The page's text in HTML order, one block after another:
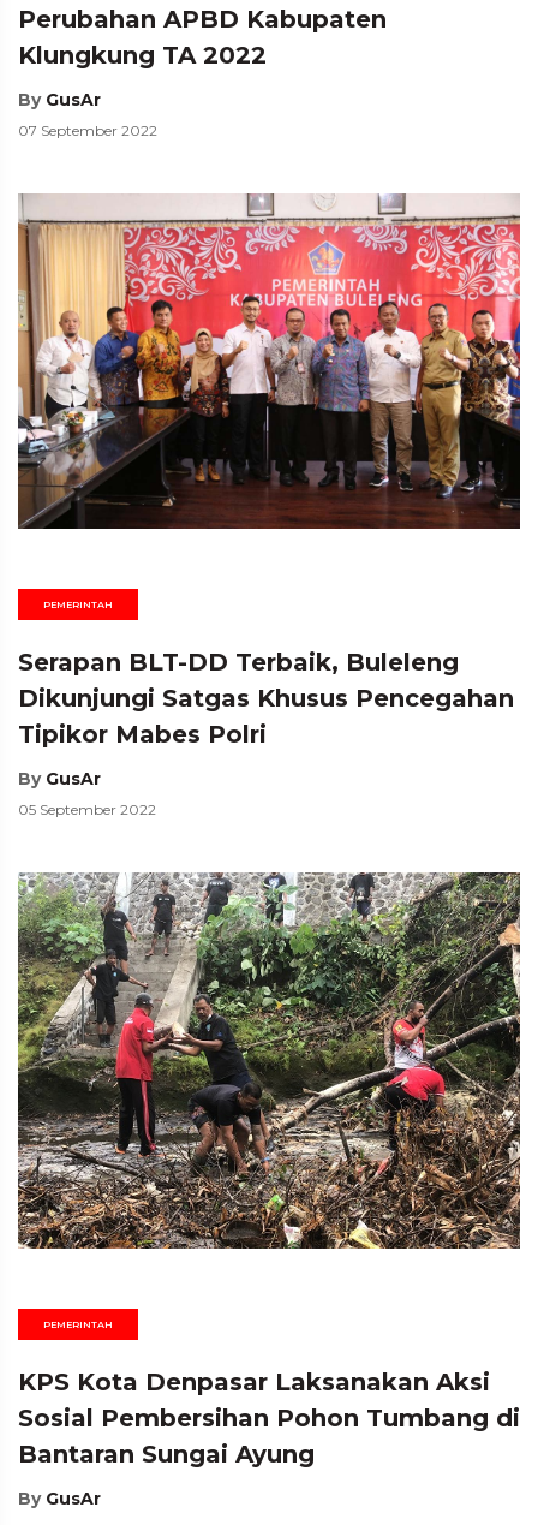
Perubahan APBD Kabupaten
Klungkung TA 2022
By GusAr
07 September 2022
PEMERINTAH
Serapan BLT-DD Terbaik, Buleleng
Dikunjungi Satgas Khusus Pencegahan
Tipikor Mabes Polri
By GusAr
05 September 2022
PEMERINTAH
KPS Kota Denpasar Laksanakan Aksi
Sosial Pembersihan Pohon Tumbang di
Bantaran Sungai Ayung
By GusAr